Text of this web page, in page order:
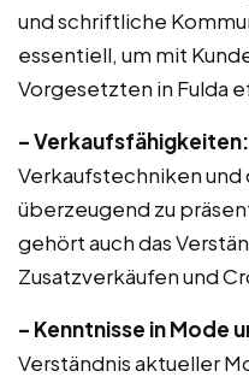
und schriftliche
essentiell, um mit
Vorgesetzten in Fulda
– Verkaufsfähigkeiten:
Verkaufstechniken
überzeugend zu
gehört auch das
Zusatzverkäufen und
– Kenntnisse in Mode
Verständnis aktueller